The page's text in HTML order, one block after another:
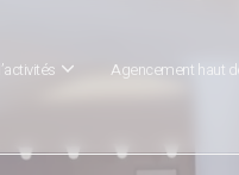
Agencement haut